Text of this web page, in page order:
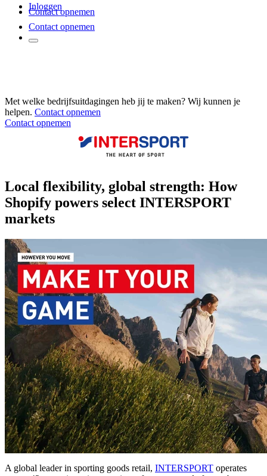
Inloggen
Contact opnemen
Contact opnemen
Met welke bedrijfsuitdagingen heb jij te maken? Wij kunnen je
helpen. Contact opnemen
Contact opnemen
Local flexibility, global strength: How
Shopify powers select INTERSPORT
markets
A global leader in sporting goods retail, INTERSPORT operates